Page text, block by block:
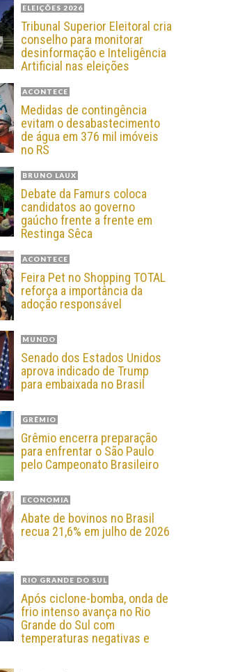
ELEIÇÕES 2026
Tribunal Superior Eleitoral cria
conselho para monitorar
desinformação e Inteligência
Artificial nas eleições
ACONTECE
Medidas de contingência
evitam o desabastecimento
de água em 376 mil imóveis
no RS
BRUNO LAUX
Debate da Famurs coloca
candidatos ao governo
gaúcho frente a frente em
Restinga Sêca
ACONTECE
Feira Pet no Shopping TOTAL
reforça a importância da
adoção responsável
MUNDO
Senado dos Estados Unidos
aprova indicado de Trump
para embaixada no Brasil
GRÊMIO
Grêmio encerra preparação
para enfrentar o São Paulo
pelo Campeonato Brasileiro
ECONOMIA
Abate de bovinos no Brasil
recua 21,6% em julho de 2026
RIO GRANDE DO SUL
Após ciclone-bomba, onda de
frio intenso avança no Rio
Grande do Sul com
temperaturas negativas e